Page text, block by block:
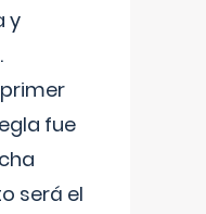
y
fue
será el